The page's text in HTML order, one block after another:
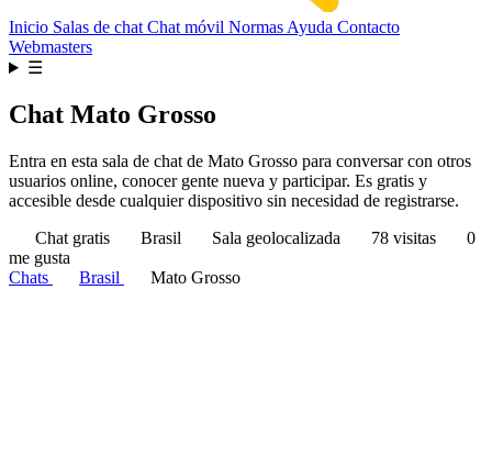
Inicio Salas de chat Chat móvil Normas Ayuda Contacto
Webmasters
☰
Chat Mato Grosso
Entra en esta sala de chat de Mato Grosso para conversar con otros
usuarios online, conocer gente nueva y participar. Es gratis y
accesible desde cualquier dispositivo sin necesidad de registrarse.
Chat gratis
Brasil Sala geolocalizada 78 visitas
0
me gusta
Chats
Brasil Mato Grosso